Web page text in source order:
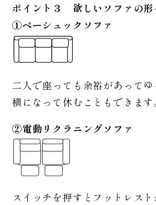
ポイント３ 欲しいソファの形
①ベーシュックソファ
二人で座っても余裕があってゆ
横になって休むこともできます
②電動リクラニングソファ
スイッチを押すとフットレス